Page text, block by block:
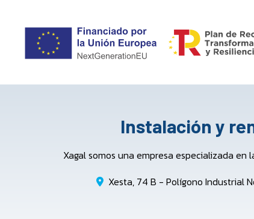
Instalación y
Xagal somos una empresa especializada
Xesta, 74 B - Polígono Industrial